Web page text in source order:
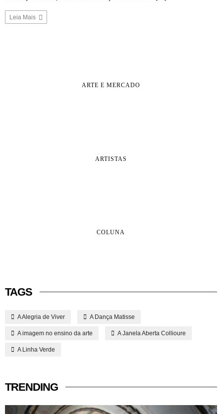
Leia Mais
ARTE E MERCADO
ARTISTAS
COLUNA
TAGS
A Alegria de Viver A Dança Matisse
A imagem no ensino da arte A Janela Aberta Collioure
A Linha Verde
TRENDING